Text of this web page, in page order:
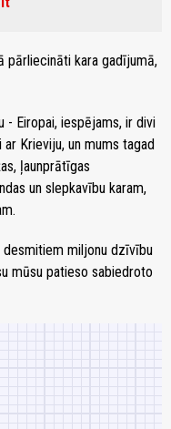
pārliecināti kara gadījumā,
- Eiropai, iespējams, ir divi
Krieviju, un mums tagad
ļaunprātīgas
un slepkavību karam,
miljonu dzīvību
mūsu patieso sabiedroto